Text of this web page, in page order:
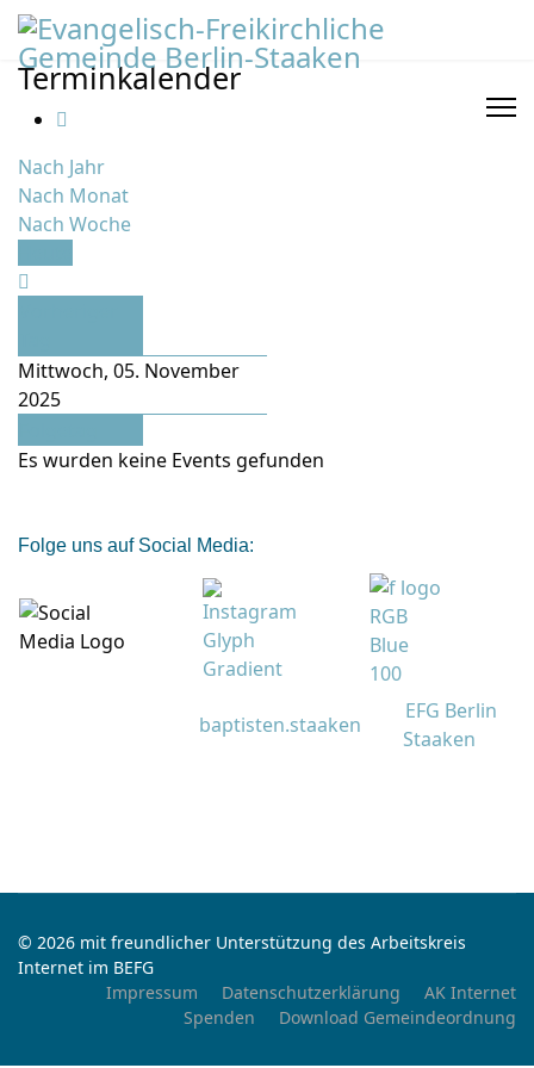
Terminkalender
Nach Jahr
Nach Monat
Nach Woche
Mittwoch, 05. November
2025
Es wurden keine Events gefunden
Folge uns auf Social Media:
baptisten.staaken
EFG Berlin
Staaken
© 2026 mit freundlicher Unterstützung des Arbeitskreis
Internet im BEFG
Impressum
Datenschutzerklärung
AK Internet
Spenden
Download Gemeindeordnung